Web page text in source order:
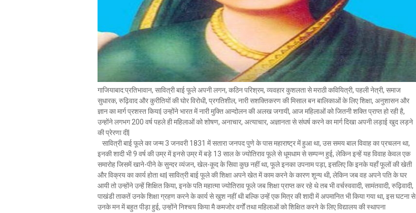
गाजियाबाद:प्रतिभावान, सावित्री बाई फूले अपनी लगन, कठिन परिश्रम, व्यवहार कुशलता से मराठी कवियित्री, पहली नेत्री, समाज
सुधारक, रुढ़िवाद और कुरीतियों की घोर विरोधी, प्रगतिशील, नारी सशक्तिकरण की मिसाल बन बालिकाओं के लिए शिक्षा, अनुशासन और
ज्ञान का मार्ग प्रशस्त किया| उन्होंने भारत में नारी मुक्ति आन्दोलन की अलख जगायी, आज महिलाओं को जितनी शक्ति प्राप्त हो रही है,
उन्होंने लगभग 200 वर्ष पहले ही महिलाओं को शोषण, अनाचार, अत्याचार, अज्ञानता से संघर्ष करने का मार्ग दिखा अपनी लड़ाई खुद लड़ने
की प्रेरणा दी|
सावित्री बाई फूले का जन्म 3 जनवरी 1831 में सतारा जनपद पुणे के पास महाराष्ट्र में हुआ था, उस समय बाल विवाह का प्रचलन था,
इनकी शादी भी 9 वर्ष की उम्र में इनसे उम्र में बड़े 13 साल के ज्योतिराव फूले से धूमधाम से सम्पन्न हुई, लेकिन इन्हें यह विवाह केवल एक
समारोह जिसमें खाने-पीने के सुन्दर व्यंजन, खेल-कूद के सिवा कुछ नहीं था, फूले इनका उपनाम पड़ा, इसलिए कि इनके यहाँ फूलों की खेती
और विक्रय का कार्य होता था| सावित्री बाई फूले की शिक्षा अपने खेत में काम करने के कारण शून्य थी, लेकिन जब वह अपने पति के घर
आयी तो उन्होंने उन्हें शिक्षित किया, इनके पति महात्मा ज्योतिराव फूले जब शिक्षा प्राप्त कर रहे थे तब भी वर्चस्ववादी, सामंतवादी, रुढ़िवादी,
पाखंडी ताकतें उनके शिक्षा ग्रहण करने के कार्य से खुश नहीं थी बल्कि उन्हें एक मित्र की शादी में अपमानित भी किया गया था, इस घटना से
उनके मन में बहुत पीड़ा हुई, उन्होंने निश्चय किया मै कमजोर वर्गों तथा महिलाओं को शिक्षित करने के लिए विद्यालय की स्थापना